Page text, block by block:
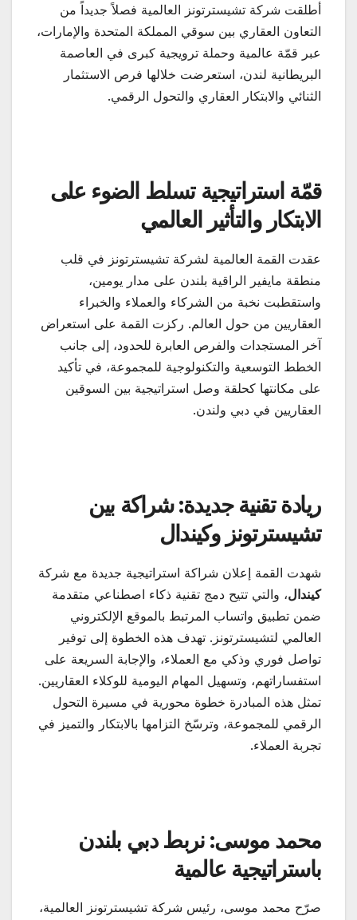
أطلقت شركة تشيسترتونز العالمية فصلاً جديداً من
التعاون العقاري بين سوقي المملكة المتحدة والإمارات،
عبر قمّة عالمية وحملة ترويجية كبرى في العاصمة
البريطانية لندن، استعرضت خلالها فرص الاستثمار
الثنائي والابتكار العقاري والتحول الرقمي.
قمّة استراتيجية تسلط الضوء على
الابتكار والتأثير العالمي
عقدت القمة العالمية لشركة تشيسترتونز في قلب
منطقة مايفير الراقية بلندن على مدار يومين،
واستقطبت نخبة من الشركاء والعملاء والخبراء
العقاريين من حول العالم. ركزت القمة على استعراض
آخر المستجدات والفرص العابرة للحدود، إلى جانب
الخطط التوسعية والتكنولوجية للمجموعة، في تأكيد
على مكانتها كحلقة وصل استراتيجية بين السوقين
العقاريين في دبي ولندن.
ريادة تقنية جديدة: شراكة بين
تشيسترتونز وكيندال
شهدت القمة إعلان شراكة استراتيجية جديدة مع شركة
كيندال، والتي تتيح دمج تقنية ذكاء اصطناعي متقدمة
ضمن تطبيق واتساب المرتبط بالموقع الإلكتروني
العالمي لتشيسترتونز. تهدف هذه الخطوة إلى توفير
تواصل فوري وذكي مع العملاء، والإجابة السريعة على
استفساراتهم، وتسهيل المهام اليومية للوكلاء العقاريين.
تمثل هذه المبادرة خطوة محورية في مسيرة التحول
الرقمي للمجموعة، وترسّخ التزامها بالابتكار والتميز في
تجربة العملاء.
محمد موسى: نربط دبي بلندن
باستراتيجية عالمية
صرّح محمد موسى، رئيس شركة تشيسترتونز العالمية،